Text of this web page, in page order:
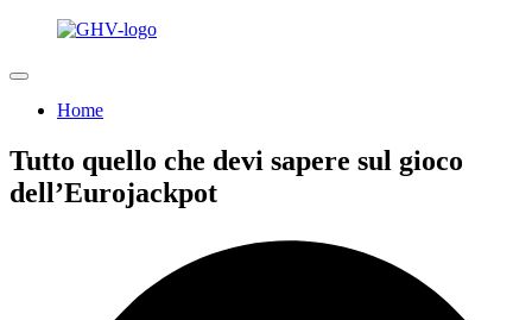
Home
Tutto quello che devi sapere sul gioco
dell’Eurojackpot